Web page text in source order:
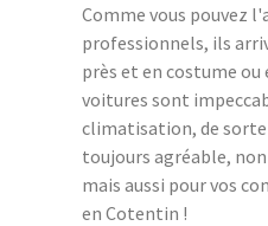
Comme vous pouvez
professionnels, ils
près et en costume ou
voitures sont
climatisation, de
toujours agréable,
mais aussi pour vos
en Cotentin !